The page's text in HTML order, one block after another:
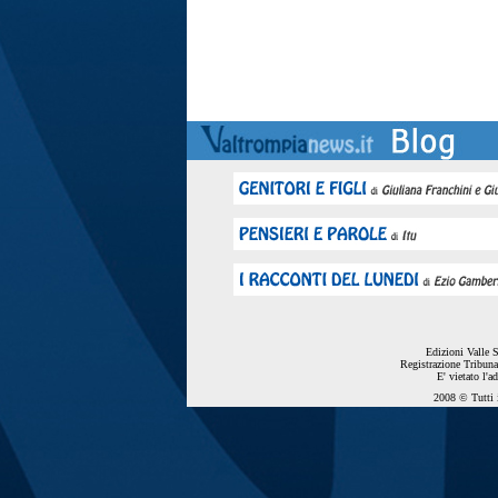
Edizioni Valle
Registrazione
E' vietato
2008 © Tutti i